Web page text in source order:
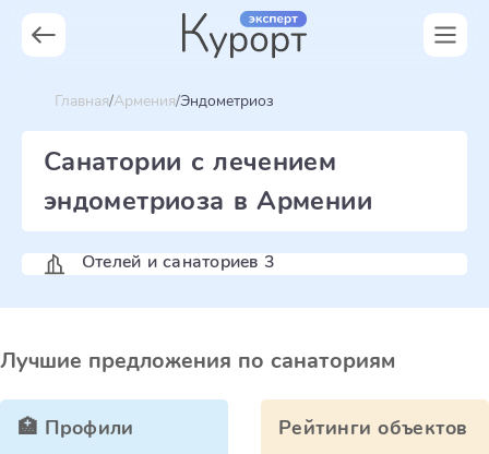
Главная Армения Эндометриоз
Санатории с лечением
эндометриоза в Армении
Отелей и санаториев 3
Лучшие предложения по санаториям
🏥 Профили
Рейтинги объектов